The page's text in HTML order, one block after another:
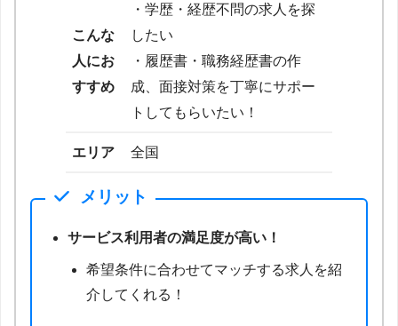
こんな
人にお
すすめ
・学歴・経歴不問の求人を探
したい
・履歴書・職務経歴書の作
成、面接対策を丁寧にサポー
トしてもらいたい！
エリア 全国
メリット
サービス利用者の満足度が高い！
希望条件に合わせてマッチする求人を紹
介してくれる！